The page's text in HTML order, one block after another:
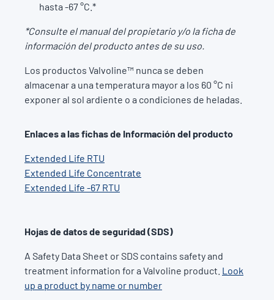
hasta -67 °C.*
*Consulte el manual del propietario y/o la ficha de
información del producto antes de su uso.
Los productos Valvoline™ nunca se deben
almacenar a una temperatura mayor a los 60 °C ni
exponer al sol ardiente o a condiciones de heladas.
Enlaces a las fichas de Información del producto
Extended Life RTU
Extended Life Concentrate
Extended Life -67 RTU
Hojas de datos de seguridad (SDS)
A Safety Data Sheet or SDS contains safety and
treatment information for a Valvoline product. Look
up a product by name or number